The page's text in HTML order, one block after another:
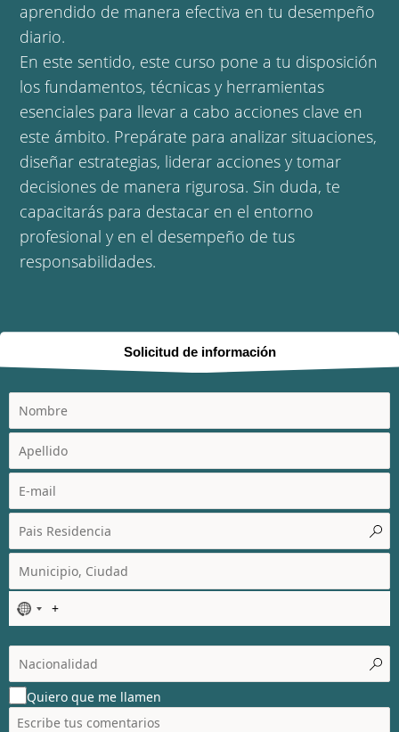
aprendido de manera efectiva en tu desempeño
diario.
En este sentido, este curso pone a tu disposición
los fundamentos, técnicas y herramientas
esenciales para llevar a cabo acciones clave en
este ámbito. Prepárate para analizar situaciones,
diseñar estrategias, liderar acciones y tomar
decisiones de manera rigurosa. Sin duda, te
capacitarás para destacar en el entorno
profesional y en el desempeño de tus
responsabilidades.
Solicitud de información
N
o
c
o
u
n
t
Quiero que me llamen